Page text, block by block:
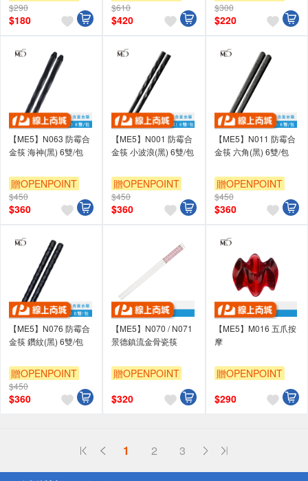
$290
$180
$610
$420
$300
$220
【ME5】N063 防霉合
金筷 海神(黑) 6雙/包
贈OPENPOINT
$450
$360
【ME5】N001 防霉合
金筷 小波浪(黑) 6雙/包
贈OPENPOINT
$450
$360
【ME5】N011 防霉合
金筷 六角(黑) 6雙/包
贈OPENPOINT
$450
$360
【ME5】N076 防霉合
金筷 鑽紋(黑) 6雙/包
贈OPENPOINT
$450
$360
【ME5】N070 / N071
景德鎮流金骨瓷筷
贈OPENPOINT
$320
【ME5】M016 五爪按
摩
贈OPENPOINT
$290
1 2 3
詐騙網頁！請小心！
得獎公告